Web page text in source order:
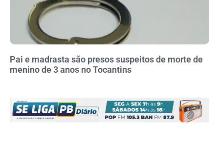
Pai e madrasta são presos suspeitos de morte de
menino de 3 anos no Tocantins